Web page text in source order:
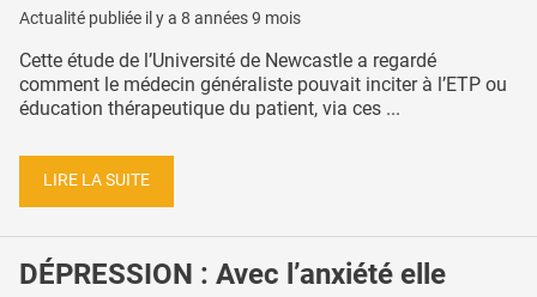
Actualité publiée il y a 8 années 9 mois
Cette étude de l’Université de Newcastle a regardé
comment le médecin généraliste pouvait inciter à l’ETP ou
éducation thérapeutique du patient, via ces ...
LIRE LA SUITE
DÉPRESSION : Avec l’anxiété elle